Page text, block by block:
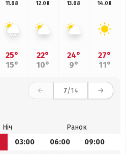
11.08
25°
15°
12.08
22°
10°
13.08
24°
9°
14.08
27°
11°
7/14
Ніч
Ранок
03:00 06:00 09:00